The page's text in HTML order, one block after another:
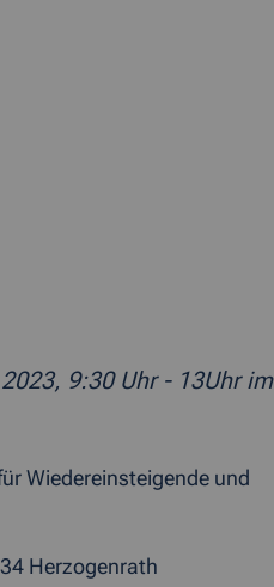
9:30 Uhr - 13Uhr im
Wiedereinsteigende und
Herzogenrath